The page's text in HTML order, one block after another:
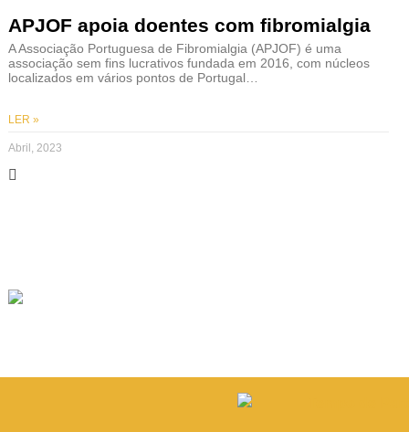
APJOF apoia doentes com fibromialgia
A Associação Portuguesa de Fibromialgia (APJOF) é uma
associação sem fins lucrativos fundada em 2016, com núcleos
localizados em vários pontos de Portugal…
LER »
Abril, 2023